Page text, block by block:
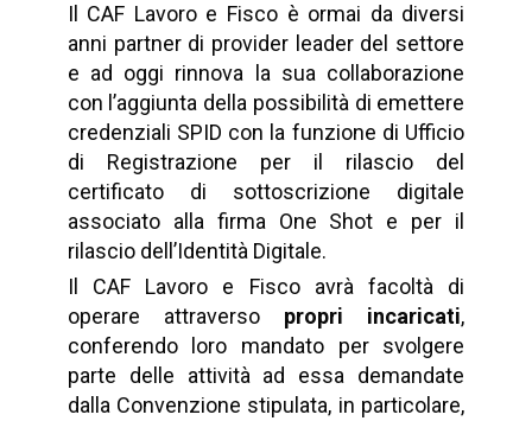
Il CAF Lavoro e Fisco è ormai da diversi
anni partner di provider leader del settore
e ad oggi rinnova la sua collaborazione
con l’aggiunta della possibilità di emettere
credenziali SPID con la funzione di Ufficio
di Registrazione per il rilascio del
certificato di sottoscrizione digitale
associato alla firma One Shot e per il
rilascio dell’Identità Digitale.
Il CAF Lavoro e Fisco avrà facoltà di
operare attraverso propri incaricati,
conferendo loro mandato per svolgere
parte delle attività ad essa demandate
dalla Convenzione stipulata, in particolare,